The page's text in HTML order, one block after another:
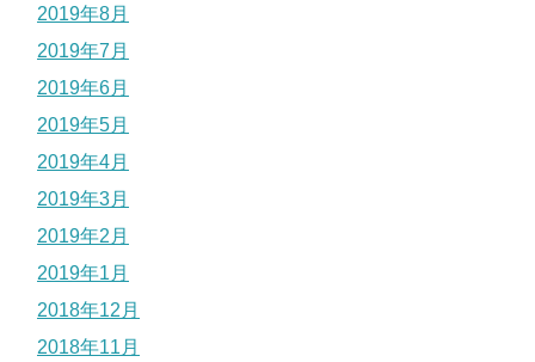
2019年8月
2019年7月
2019年6月
2019年5月
2019年4月
2019年3月
2019年2月
2019年1月
2018年12月
2018年11月